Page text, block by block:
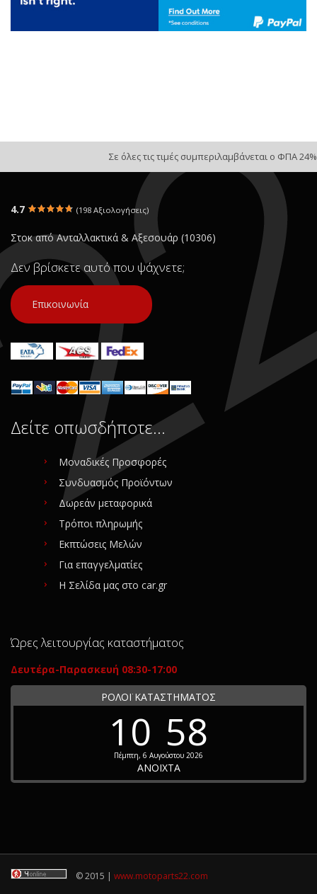
Σε όλες τις τιμές συμπεριλαμβάνεται ο ΦΠΑ 24%
4.7 (198 Αξιολογήσεις)
Στοκ από Ανταλλακτικά & Αξεσουάρ (10306)
Δεν βρίσκετε αυτό που ψάχνετε;
Επικοινωνία
Δείτε οπωσδήποτε…
Μοναδικές Προσφορές
Συνδυασμός Προϊόντων
Δωρεάν μεταφορικά
Τρόποι πληρωμής
Εκπτώσεις Μελών
Για επαγγελματίες
Η Σελίδα μας στο car.gr
Ώρες λειτουργίας καταστήματος
Δευτέρα-Παρασκευή 08:30-17:00
ΡΟΛΟΪ ΚΑΤΑΣΤΗΜΑΤΟΣ
10 58
Πέμπτη, 6 Αυγούστου 2026
ΑΝΟΙΧΤΑ
© 2015 | www.motoparts22.com